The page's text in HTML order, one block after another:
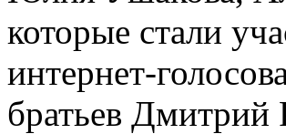
которые стали
интернет-
братьев Дмитрий